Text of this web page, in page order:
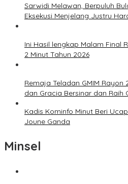
Sarwidi Melawan, Berpuluh
Eksekusi Menjelang Justru
Ini Hasil lengkap Malam Final
2 Minut Tahun 2026
Remaja Teladan GMIM
dan Gracia Bersinar dan Raih
Kadis Kominfo Minut Beri
Joune Ganda
Minsel